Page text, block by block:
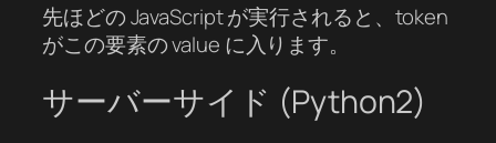
先ほどの JavaScript が実行されると、token
がこの要素の value に入ります。
サーバーサイド (Python2)